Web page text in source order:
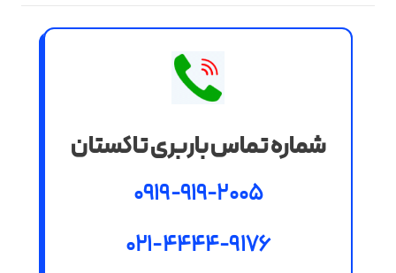
شماره تماس باربری تاکستان
0919-919-2005
021-4444-9176